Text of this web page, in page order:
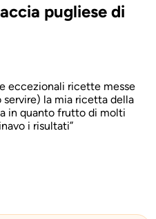
pugliese di
eccezionali ricette messe
la mia ricetta della
in quanto frutto di molti
i risultati”